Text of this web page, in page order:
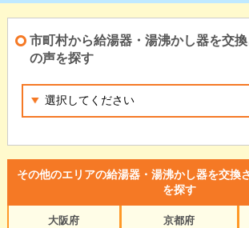
市町村から給湯器・湯沸かし器を交
の声を探す
その他のエリアの給湯器・湯沸かし器を交換
を探す
大阪府
京都府